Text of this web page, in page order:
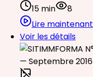
15 min
8
Lire maintenant
Voir les détails